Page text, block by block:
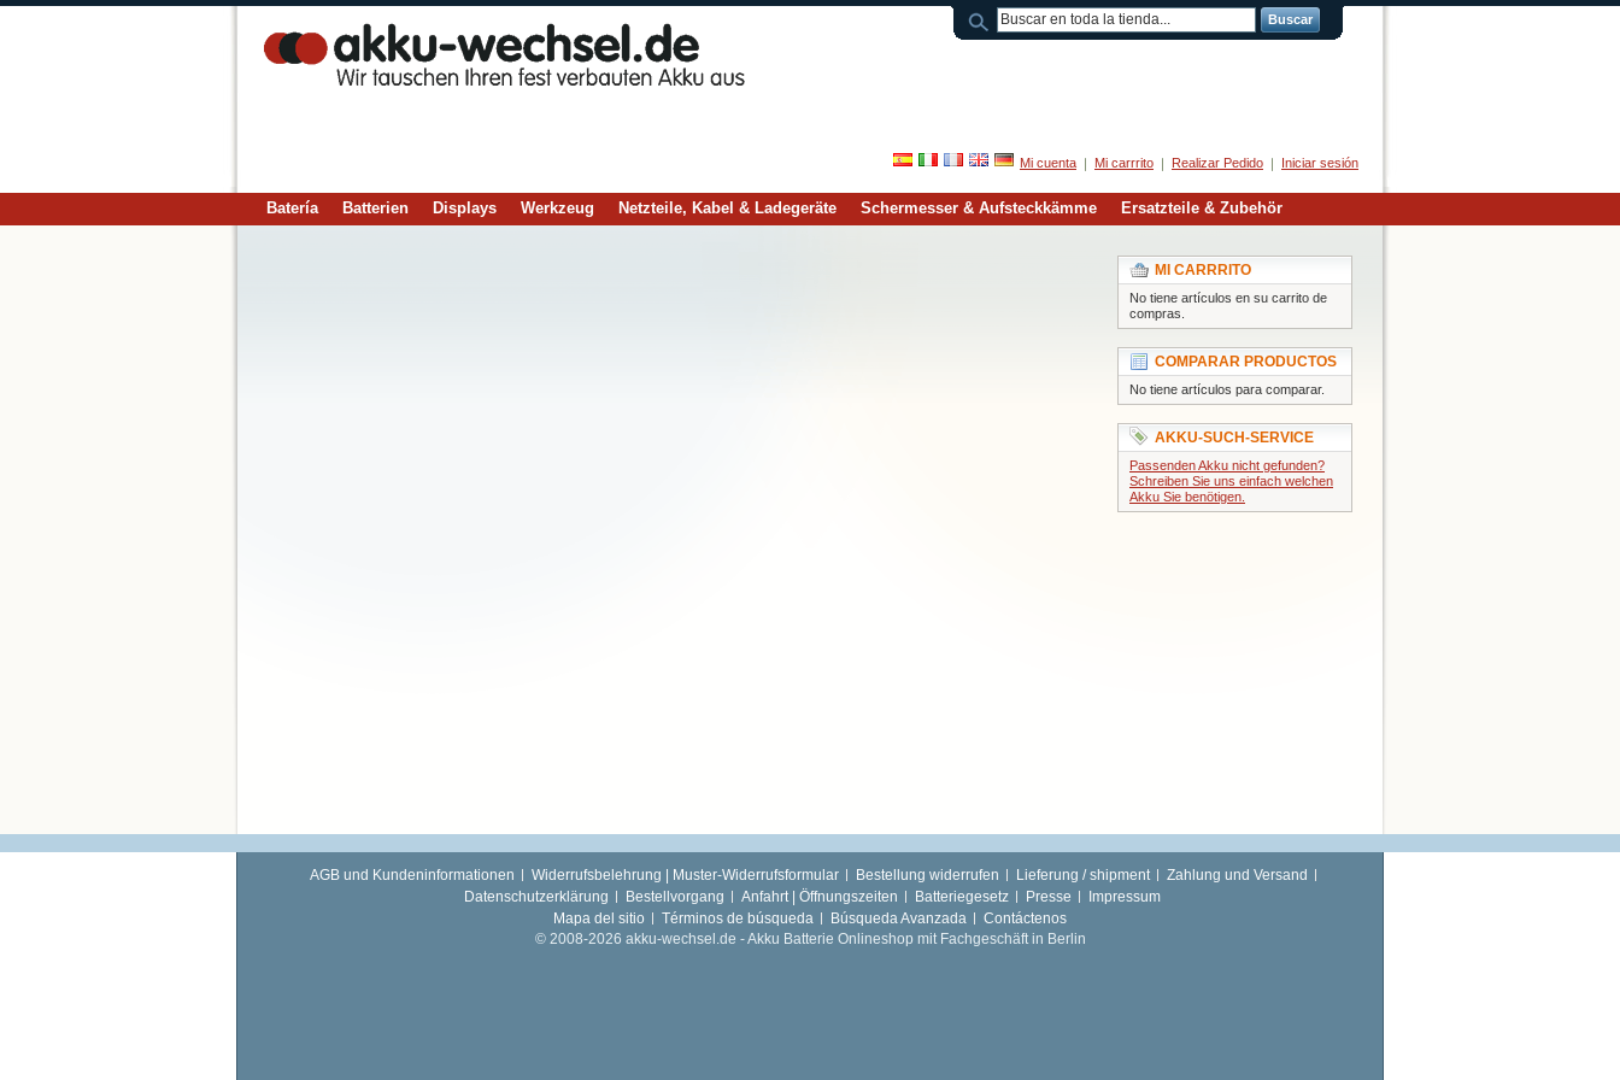
Buscar
Mi cuenta Mi carrrito Realizar Pedido Iniciar sesión
Batería Batterien Displays Werkzeug Netzteile, Kabel & Ladegeräte Schermesser & Aufsteckkämme Ersatzteile & Zubehör
MI CARRRITO
No tiene artículos en su carrito de
compras.
COMPARAR PRODUCTOS
No tiene artículos para comparar.
AKKU-SUCH-SERVICE
Passenden Akku nicht gefunden?
Schreiben Sie uns einfach welchen
Akku Sie benötigen.
AGB und Kundeninformationen Widerrufsbelehrung | Muster-Widerrufsformular Bestellung widerrufen Lieferung / shipment
Zahlung und Versand
Datenschutzerklärung
Bestellvorgang Anfahrt | Öffnungszeiten Batteriegesetz Presse
Impressum
Mapa del sitio
Términos de búsqueda Búsqueda Avanzada
Contáctenos
© 2008-2026 akku-wechsel.de - Akku Batterie Onlineshop mit Fachgeschäft in Berlin